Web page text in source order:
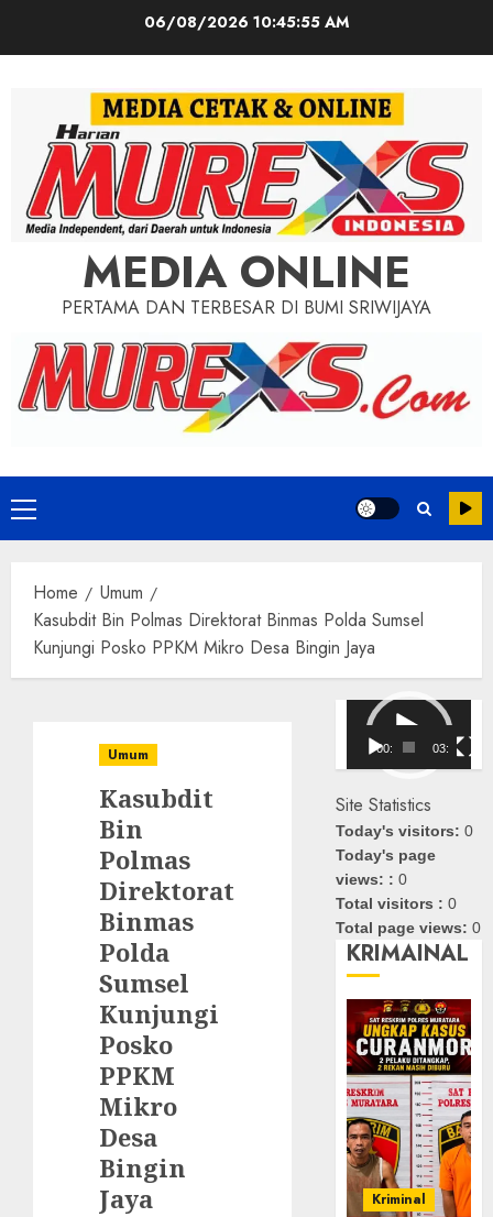
06/08/2026 10:45:56 AM
MEDIA ONLINE
PERTAMA DAN TERBESAR DI BUMI SRIWIJAYA
Primary
Menu
Home
Umum
Kasubdit Bin Polmas Direktorat Binmas Polda Sumsel
Kunjungi Posko PPKM Mikro Desa Bingin Jaya
Umum
Kasubdit
Bin
Polmas
Direktorat
Binmas
Polda
Sumsel
Kunjungi
Posko
PPKM
Mikro
Desa
Bingin
Jaya
Pemutar
Video
00:00 03:08
Site Statistics
Today's visitors:0
Today's page
views: :0
Total visitors :0
Total page views:0
KRIMAINAL
Kriminal